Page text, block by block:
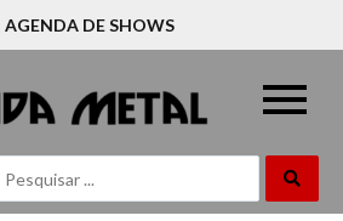
AGENDA DE SHOWS